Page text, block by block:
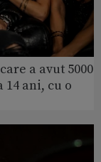
a avut 5000
ani, cu o